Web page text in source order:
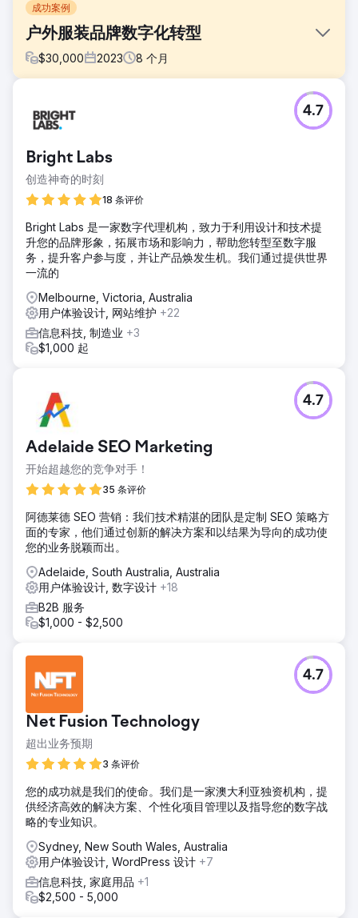
成功案例
户外服装品牌数字化转型
$30,000 2023 8 个月
该品牌的原有平台难以满足不断变化的客户期望，导致库存管
理和订单履行效率低下。1. 应用转化率停滞不前访问量不错但
长受限未能吸引和留住用户，限制了其覆盖面和参与度。3. 应
用会话增长用户会话频率和持续时间无效，反映用户兴趣低
下。
应用 UI/UX 优化 - 简化设计和导航，提升用户参与度，打造更
顺畅的用户体验。增强基于应用的 Meta 和 Google 追踪功能
- 实施强大的追踪功能，以提升归因、推广活动效果和用户行
为洞察。针对应用用户的专属优惠 - 推出独家应用内优惠，鼓
励下载并提升转化率。针对应用的付费推广活动 - 投放定向广
告，专注于提升应用安装量和应用内操作。
结果
六个月内移动应用程序转化率提高了 15%。 六个月内移动应
Bright Labs
创造神奇的时刻
18 条评价
4.7
Bright Labs 是一家数字代理机构，致力于利用设计和技术提
升您的品牌形象，拓展市场和影响力，帮助您转型至数字服
务，提升客户参与度，并让产品焕发生机。我们通过提供世界
一流的
Melbourne, Victoria, Australia
用户体验设计, 网站维护 +22
信息科技, 制造业 +3
$1,000 起
Adelaide SEO Marketing
开始超越您的竞争对手！
35 条评价
4.7
阿德莱德 SEO 营销：我们技术精湛的团队是定制 SEO 策略方
面的专家，他们通过创新的解决方案和以结果为导向的成功使
您的业务脱颖而出。
Adelaide, South Australia, Australia
用户体验设计, 数字设计 +18
B2B 服务
$1,000 - $2,500
Net Fusion Technology
超出业务预期
3 条评价
4.7
您的成功就是我们的使命。我们是一家澳大利亚独资机构，提
供经济高效的解决方案、个性化项目管理以及指导您的数字战
略的专业知识。
Sydney, New South Wales, Australia
用户体验设计, WordPress 设计 +7
信息科技, 家庭用品 +1
$2,500 - 5,000